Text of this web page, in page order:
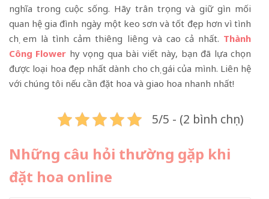
nghĩa trong cuộc sống. Hãy trân trọng và giữ gìn mối
quan hệ gia đình ngày một keo sơn và tốt đẹp hơn vì tình
chị em là tình cảm thiêng liêng và cao cả nhất. Thành
Công Flower hy vọng qua bài viết này, bạn đã lựa chọn
được loại hoa đẹp nhất dành cho chị gái của mình. Liên hệ
với chúng tôi nếu cần đặt hoa và giao hoa nhanh nhất!
5/5 - (2 bình chọn)
Những câu hỏi thường gặp khi
đặt hoa online